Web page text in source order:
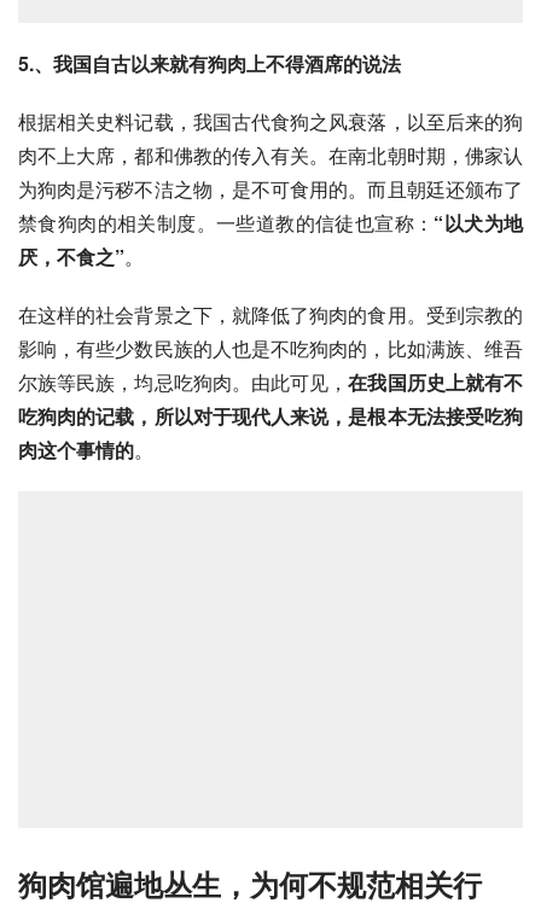
5.、我国自古以来就有狗肉上不得酒席的说法
根据相关史料记载，我国古代食狗之风衰落，以至后来的狗
肉不上大席，都和佛教的传入有关。在南北朝时期，佛家认
为狗肉是污秽不洁之物，是不可食用的。而且朝廷还颁布了
禁食狗肉的相关制度。一些道教的信徒也宣称： “以犬为地
厌，不食之”
在这样的社会背景之下，就降低了狗肉的食用。受到宗教的
影响，有些少数民族的人也是不吃狗肉的，比如满族、 维吾
尔族等民族，均忌吃狗肉。由此可见，在我国历史上就有不
吃狗肉的记载，所以对于现代人来说，是根本无法接受吃狗
肉这个事情的
狗肉馆遍地丛生，为何不规范相关行